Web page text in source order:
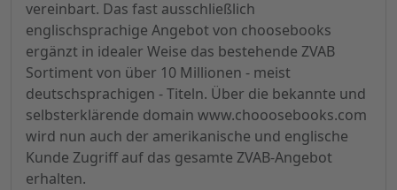
vereinbart. Das fast ausschließlich
englischsprachige Angebot von choosebooks
ergänzt in idealer Weise das bestehende ZVAB
Sortiment von über 10 Millionen - meist
deutschsprachigen - Titeln. Über die bekannte und
selbsterklärende domain www.chooosebooks.com
wird nun auch der amerikanische und englische
Kunde Zugriff auf das gesamte ZVAB-Angebot
erhalten.